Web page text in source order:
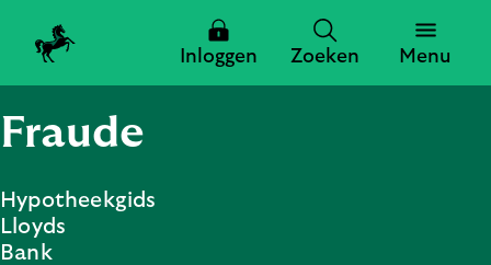
Inloggen Zoeken Menu
Zoeken
Fraude
Hypotheekgids
Lloyds
Bank